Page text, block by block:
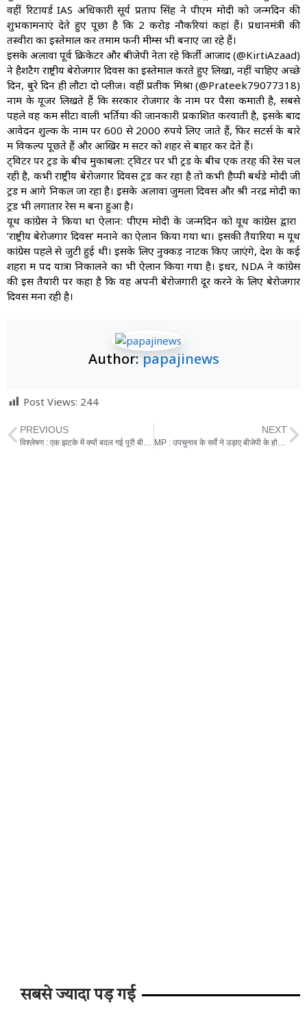
वहीं रिटायर्ड IAS अधिकारी सूर्य प्रताप सिंह ने पीएम मोदी को जन्मदिन की
शुभकामनाएं देते हुए पूछा है कि 2 करोड़ नौकरियां कहां हैं। प्रधानमंत्री की
तस्वीरों का इस्तेमाल कर तमाम फनी मीम्स भी बनाए जा रहे हैं।
इसके अलावा पूर्व क्रिकेटर और बीजेपी नेता रहे किर्ती आजाद (@KirtiAzaad)
ने हैशटैग राष्ट्रीय बेरोजगार दिवस का इस्तेमाल करते हुए लिखा, नहीं चाहिए अच्छे
दिन, बुरे दिन ही लौटा दो प्लीज। वहीं प्रतीक मिश्रा (@Prateek79077318)
नाम के यूजर लिखते हैं कि सरकार रोजगार के नाम पर पैसा कमाती है, सबसे
पहले वह कम सीटों वाली भर्तियों की जानकारी प्रकाशित करवाती है, इसके बाद
आवेदन शुल्क के नाम पर 600 से 2000 रुपये लिए जाते हैं, फिर सेंटर्स के बारे
में विकल्प पूछते हैं और आखिर में सेंटर को शहर से बाहर कर देते हैं।
ट्विटर पर ट्रेंड के बीच मुकाबला: ट्विटर पर भी ट्रेंड के बीच एक तरह की रेस चल
रही है, कभी राष्ट्रीय बेरोजगार दिवस ट्रेंड कर रहा है तो कभी हैप्पी बर्थडे मोदी जी
ट्रेंड में आगे निकल जा रहा है। इसके अलावा जुमला दिवस और श्री नरेंद्र मोदी का
ट्रेंड भी लगातार रेस में बना हुआ है।
यूथ कांग्रेस ने किया था ऐलान: पीएम मोदी के जन्मदिन को यूथ कांग्रेस द्वारा ​
’राष्ट्रीय बेरोजगार दिवस’ मनाने का ऐलान किया गया था। इसकी तैयारियों में यूथ
कांग्रेस पहले से जुटी हुई थी। इसके लिए नुक्कड़ नाटक किए जाएंगे, देश के कई
शहरों में पद यात्रा निकालने का भी ऐलान किया गया है। इधर, NDA ने कांग्रेस
की इस तैयारी पर कहा है कि वह अपनी बेरोजगारी दूर करने के लिए बेरोजगार
दिवस मना रही है।
Author:papajinews
Post Views: 244
PREVIOUS
विश्लेषण : एक झटके में क्यों बदल गई पूरी बीजेपी सरकार? क्या फेल हो गया गुजरात मॉडल ?
NEXT
MP : उपचुनाव के सर्वे ने उड़ाए बीजेपी के होश, तीनों विधानसभाओं में हार का खतरा, देखें कहां क्या तस्वीर
सबसे ज्यादा पड़ गई